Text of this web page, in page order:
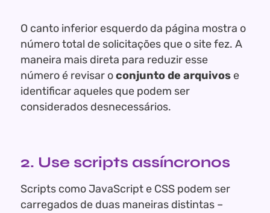
O canto inferior esquerdo da página mostra o
número total de solicitações que o site fez. A
maneira mais direta para reduzir esse
número é revisar oconjunto de arquivos e
identificar aqueles que podem ser
considerados desnecessários.
2. Use scripts assíncronos
Scripts como JavaScript e CSS podem ser
carregados de duas maneiras distintas –